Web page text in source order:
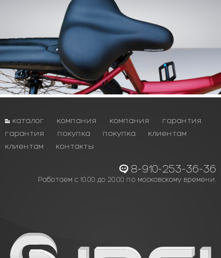
каталог компания компания
гарантия
гарантия
покупка покупка
клиентам
клиентам
контакты
8-910-253-36-36
Работаем с 10.00 до 20.00 по московскому времени.